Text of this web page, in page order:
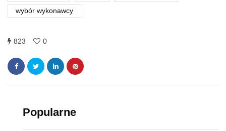
wybór wykonawcy
823 0
Popularne